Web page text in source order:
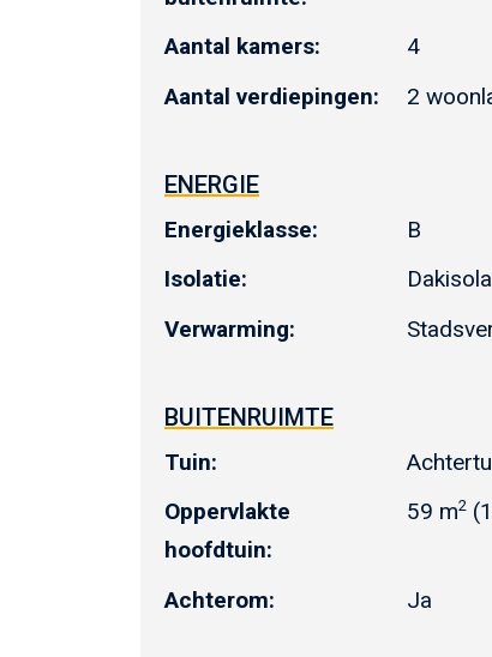
Aantal kamers: 4
Aantal verdiepingen:
2
ENERGIE
Energieklasse: B
Isolatie:
Verwarming:
BUITENRUIMTE
Tuin:
Oppervlakte
hoofdtuin:
59 m2
Achterom: Ja